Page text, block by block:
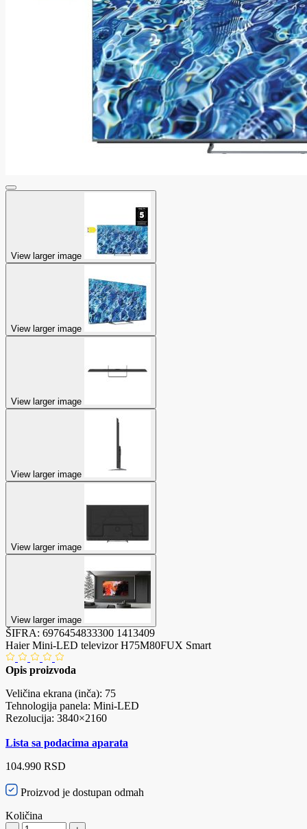
View larger image
View larger image
View larger image
View larger image
View larger image
View larger image
ŠIFRA: 6976454833300 1413409
Haier Mini-LED televizor H75M80FUX Smart
Opis proizvoda
Veličina ekrana (inča): 75
Tehnologija panela: Mini-LED
Rezolucija: 3840×2160
Lista sa podacima aparata
104.990 RSD
Proizvod je dostupan odmah
Količina